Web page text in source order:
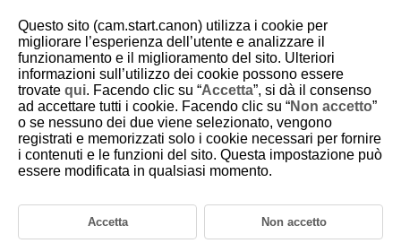
D101-117
Modifica della prima e dell'ultima
scena di un filmato
Nella visualizzazione di una sola immagine,
premere
.
Selezionare [
Questo sito (cam.start.canon) utilizza i cookie per
migliorare l’esperienza dell’utente e analizzare il
funzionamento e il miglioramento del sito. Ulteriori
informazioni sull’utilizzo dei cookie possono essere
trovate qui. Facendo clic su “Accetta”, si dà il consenso
ad accettare tutti i cookie. Facendo clic su “Non accetto”
o se nessuno dei due viene selezionato, vengono
registrati e memorizzati solo i cookie necessari per fornire
i contenuti e le funzioni del sito. Questa impostazione può
essere modificata in qualsiasi momento.
Accetta Non accetto